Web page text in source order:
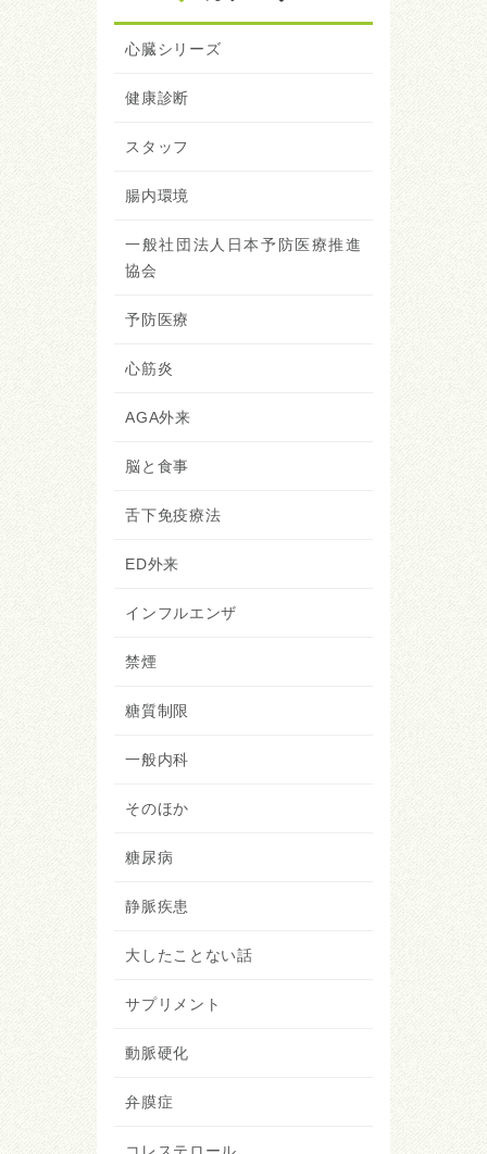
心臓シリーズ
健康診断
スタッフ
腸内環境
一般社団法人日本予防医療推進
協会
予防医療
心筋炎
AGA外来
脳と食事
舌下免疫療法
ED外来
インフルエンザ
禁煙
糖質制限
一般内科
そのほか
糖尿病
静脈疾患
大したことない話
サプリメント
動脈硬化
弁膜症